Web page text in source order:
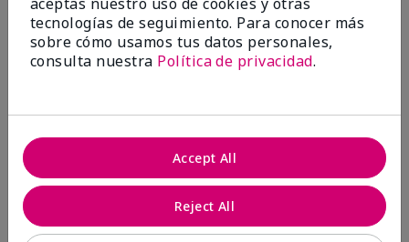
100%
tecnologías de seguimiento. Para conocer más
sobre cómo usamos tus datos personales,
consulta nuestra Política de privacidad.
Reject All
Accept All